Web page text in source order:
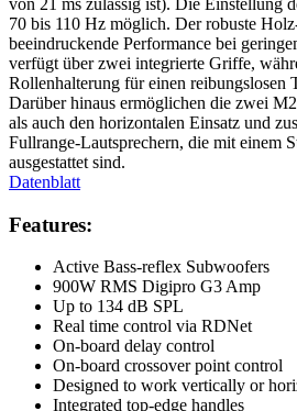
70 bis 110 Hz möglich. Der robuste
beeindruckende Performance bei
verfügt über zwei integrierte Griffe,
Rollenhalterung für einen reibungslosen
Darüber hinaus ermöglichen die zwei
als auch den horizontalen Einsatz und
Fullrange-Lautsprechern, die mit einem
ausgestattet sind.
Datenblatt
Features:
Active Bass-reflex Subwoofers
900W RMS Digipro G3 Amp
Up to 134 dB SPL
Real time control via RDNet
On-board delay control
On-board crossover point control
Designed to work vertically or
Integrated top-edge handles